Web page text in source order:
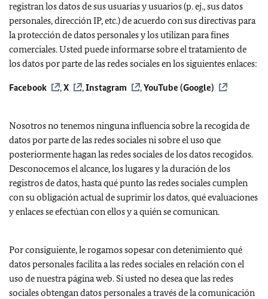
registran los datos de sus usuarias y usuarios (p. ej., sus datos
personales, dirección IP, etc.) de acuerdo con sus directivas para
la protección de datos personales y los utilizan para fines
comerciales. Usted puede informarse sobre el tratamiento de
los datos por parte de las redes sociales en los siguientes enlaces:
Facebook ,X ,Instagram ,YouTube (Google)
Nosotros no tenemos ninguna influencia sobre la recogida de
datos por parte de las redes sociales ni sobre el uso que
posteriormente hagan las redes sociales de los datos recogidos.
Desconocemos el alcance, los lugares y la duración de los
registros de datos, hasta qué punto las redes sociales cumplen
con su obligación actual de suprimir los datos, qué evaluaciones
y enlaces se efectúan con ellos y a quién se comunican.
Por consiguiente, le rogamos sopesar con detenimiento qué
datos personales facilita a las redes sociales en relación con el
uso de nuestra página web. Si usted no desea que las redes
sociales obtengan datos personales a través de la comunicación